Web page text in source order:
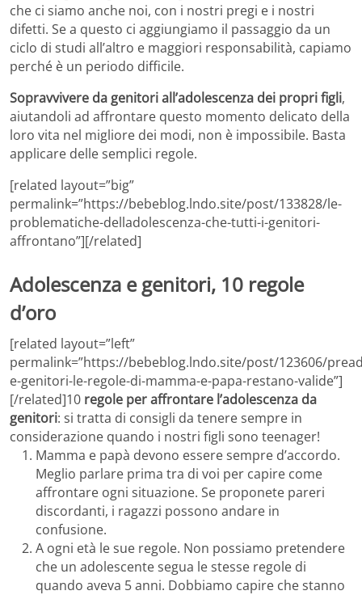
che ci siamo anche noi, con i nostri pregi e i nostri
difetti. Se a questo ci aggiungiamo il passaggio da un
ciclo di studi all’altro e maggiori responsabilità, capiamo
perché è un periodo difficile.
Sopravvivere da genitori all’adolescenza dei propri figli,
aiutandoli ad affrontare questo momento delicato della
loro vita nel migliore dei modi, non è impossibile. Basta
applicare delle semplici regole.
[related layout=”big”
permalink=”https://bebeblog.lndo.site/post/133828/le-
problematiche-delladolescenza-che-tutti-i-genitori-
affrontano”][/related]
Adolescenza e genitori, 10 regole
d’oro
[related layout=”left”
permalink=”https://bebeblog.lndo.site/post/123606/
e-genitori-le-regole-di-mamma-e-papa-restano-valide”]
[/related]10 regole per affrontare l’adolescenza da
genitori: si tratta di consigli da tenere sempre in
considerazione quando i nostri figli sono teenager!
Mamma e papà devono essere sempre d’accordo.
Meglio parlare prima tra di voi per capire come
affrontare ogni situazione. Se proponete pareri
discordanti, i ragazzi possono andare in
confusione.
A ogni età le sue regole. Non possiamo pretendere
che un adolescente segua le stesse regole di
quando aveva 5 anni. Dobbiamo capire che stanno